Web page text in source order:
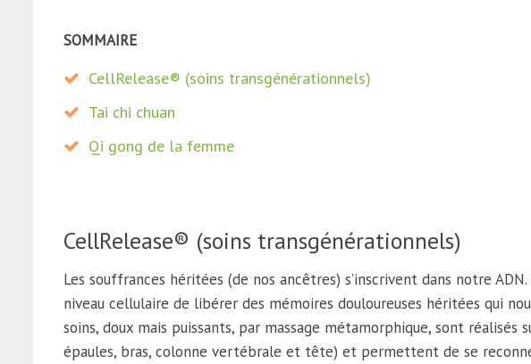
SOMMAIRE
CellRelease® (soins transgénérationnels)
Tai chi chuan
Qi gong de la femme
CellRelease® (soins transgénérationnels)
Les souffrances héritées (de nos ancêtres) s’inscrivent dans notre
niveau cellulaire de libérer des mémoires douloureuses héritées qui
soins, doux mais puissants, par massage métamorphique, sont
épaules, bras, colonne vertébrale et tête) et permettent de se